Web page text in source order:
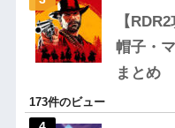
【
帽子・
まとめ
173件のビュー